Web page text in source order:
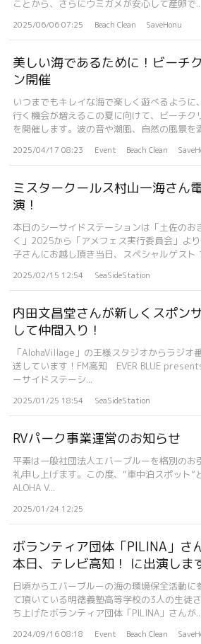
ことから、さらにウミガメが安心して産卵で...
2025/06/06 07:25 Beach Clean SaveHonu
美しい海であるために！ビーチ
ン開催
いつまでもキレイな海で楽しく遊べるように
行く機会が増えるこの夏に向けて、ビーチク
を開催します。波の音や潮風、自然の風景を
2025/04/17 08:23 Event Beach Clean
ミスタークールス村山一海さん
演！
本日のシーサイドステーションは「土佐のお
く」2025から「アメフェス実行委員会」よ
子さんにお越し頂き当日、スペシャルゲスト
2025/02/15 12:54 SeaSideStation
内田文昌堂さんが新しくスポン
して仲間入り！
「AlohaVillage」の王様スタジオからラジオ
送しています！FM高知 EVER BLUE
ーサイドステーシ...
2025/01/25 18:54 SeaSideStation
RVパーク事業運営のお知らせ
平素は一般社団法人エバーブルーを格別のお
礼申し上げます。この度、“車中泊スポット”
ALOHA V...
2025/01/24 12:25
ボランティア団体「PILINA」さ
本日、テレビ高知！ に出演しま
日頃からエバーブルーの海の環境保全活動に
て頂いている明徳義塾高等学校の3人の生徒
ち上げたボランティア団体「PILINA」さんが...
2024/09/16 08:18 Event Beach Clean